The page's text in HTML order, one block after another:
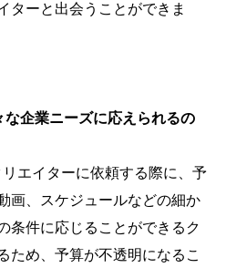
ターと出会うことができま
企業ニーズに応えられるの
リエイターに依頼する際に、予
画、スケジュールなどの細か
条件に応じることができるク
ため、予算が不透明になるこ